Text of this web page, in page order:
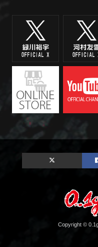
Copyright ©